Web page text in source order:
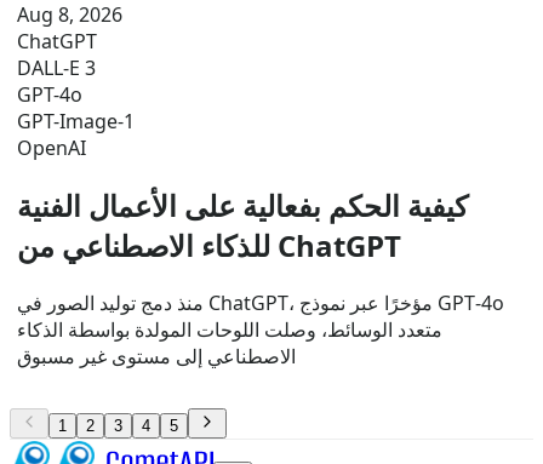
Aug 8, 2026
ChatGPT
DALL-E 3
GPT-4o
GPT-Image-1
OpenAI
كيفية الحكم بفعالية على الأعمال الفنية
للذكاء الاصطناعي من ChatGPT
منذ دمج توليد الصور في ChatGPT، مؤخرًا عبر نموذج GPT‑4o
متعدد الوسائط، وصلت اللوحات المولدة بواسطة الذكاء
الاصطناعي إلى مستوى غير مسبوق
1 2 3 4 5